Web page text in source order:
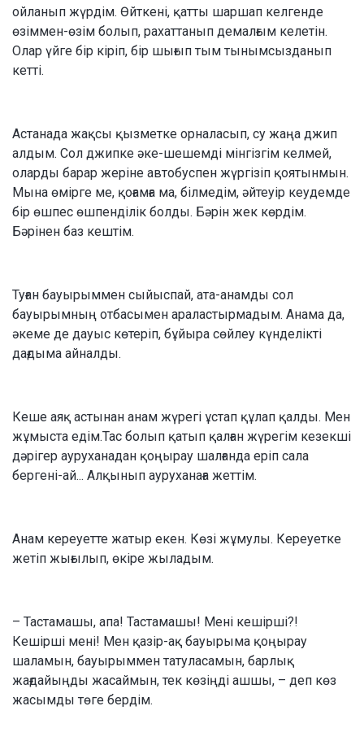
ойланып жүрдім. Өйткені, қатты шаршап келгенде
өзіммен-өзім болып, рахаттанып демалғым келетін.
Олар үйге бір кіріп, бір шығып тым тынымсызданып
кетті.
Астанада жақсы қызметке орналасып, су жаңа джип
алдым. Сол джипке әке-шешемді мінгізгім келмей,
оларды барар жеріне автобуспен жүргізіп қоятынмын.
Мына өмірге ме, қоғамға ма, білмедім, әйтеуір кеудемде
бір өшпес өшпенділік болды. Бәрін жек көрдім.
Бәрінен баз кештім.
Туған бауырыммен сыйыспай, ата-анамды сол
бауырымның отбасымен араластырмадым. Анама да,
әкеме де дауыс көтеріп, бұйыра сөйлеу күнделікті
дағдыма айналды.
Кеше аяқ астынан анам жүрегі ұстап құлап қалды. Мен
жұмыста едім.Тас болып қатып қалған жүрегім кезекші
дәрігер ауруханадан қоңырау шалғанда еріп сала
бергені-ай... Алқынып ауруханаға жеттім.
Анам кереуетте жатыр екен. Көзі жұмулы. Кереуетке
жетіп жығылып, өкіре жыладым.
– Тастамашы, апа! Тастамашы! Мені кешірші?!
Кешірші мені! Мен қазір-ақ бауырыма қоңырау
шаламын, бауырыммен татуласамын, барлық
жағдайыңды жасаймын, тек көзіңді ашшы, – деп көз
жасымды төге бердім.